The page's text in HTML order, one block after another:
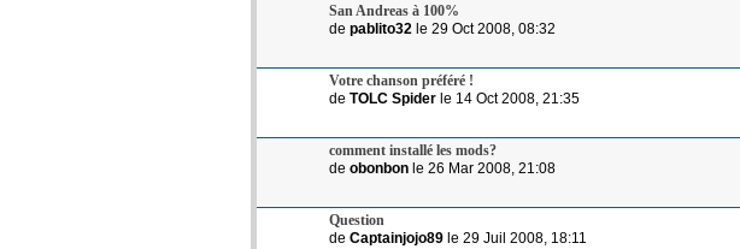
San Andreas à 100%
de pablito32 le 29 Oct 2008, 08:32
Votre chanson préféré !
de TOLC Spider le 14 Oct 2008, 21:35
comment installé les mods?
de obonbon le 26 Mar 2008, 21:08
Question
de Captainjojo89 le 29 Juil 2008, 18:11